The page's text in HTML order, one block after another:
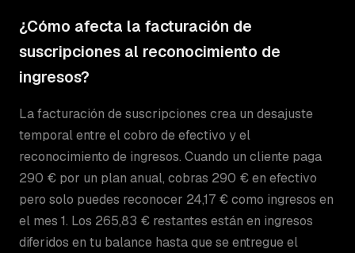
¿Cómo afecta la facturación de
suscripciones al reconocimiento de
ingresos?
La facturación de suscripciones crea un desajuste
temporal entre el cobro de efectivo y el
reconocimiento de ingresos. Cuando un cliente paga
290 € por un plan anual, cobras 290 € en efectivo
pero solo puedes reconocer 24,17 € como ingresos en
el mes 1. Los 265,83 € restantes están en ingresos
diferidos en tu balance hasta que se entregue el